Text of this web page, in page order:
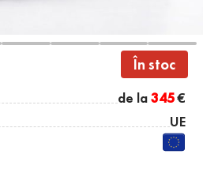
În stoc
de la345€
UE